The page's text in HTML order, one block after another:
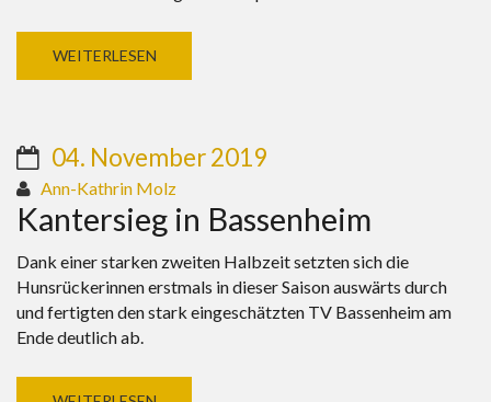
WEITERLESEN
04. November 2019
Ann-Kathrin Molz
Kantersieg in Bassenheim
Dank einer starken zweiten Halbzeit setzten sich die
Hunsrückerinnen erstmals in dieser Saison auswärts durch
und fertigten den stark eingeschätzten TV Bassenheim am
Ende deutlich ab.